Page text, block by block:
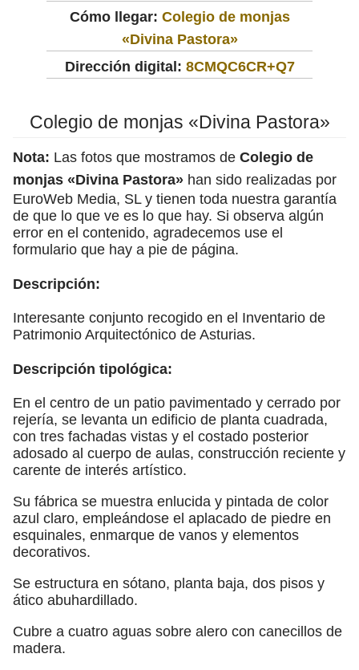
Cómo llegar: Colegio de monjas
«Divina Pastora»
Dirección digital: 8CMQC6CR+Q7
Colegio de monjas «Divina Pastora»
Nota: Las fotos que mostramos de Colegio de
monjas «Divina Pastora» han sido realizadas por
EuroWeb Media, SL y tienen toda nuestra garantía
de que lo que ve es lo que hay. Si observa algún
error en el contenido, agradecemos use el
formulario que hay a pie de página.
Descripción:
Interesante conjunto recogido en el Inventario de
Patrimonio Arquitectónico de Asturias.
Descripción tipológica:
En el centro de un patio pavimentado y cerrado por
rejería, se levanta un edificio de planta cuadrada,
con tres fachadas vistas y el costado posterior
adosado al cuerpo de aulas, construcción reciente y
carente de interés artístico.
Su fábrica se muestra enlucida y pintada de color
azul claro, empleándose el aplacado de piedre en
esquinales, enmarque de vanos y elementos
decorativos.
Se estructura en sótano, planta baja, dos pisos y
ático abuhardillado.
Cubre a cuatro aguas sobre alero con canecillos de
madera.